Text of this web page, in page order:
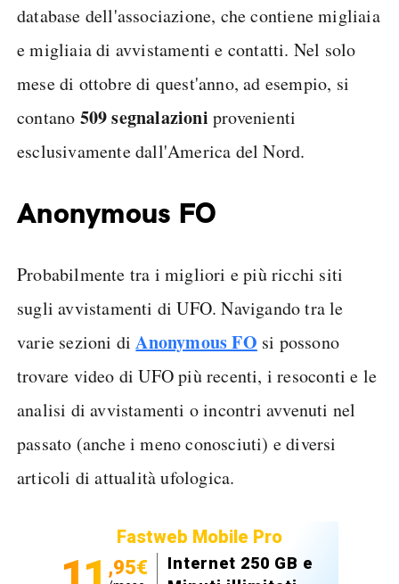
database dell'associazione, che contiene migliaia
e migliaia di avvistamenti e contatti. Nel solo
mese di ottobre di quest'anno, ad esempio, si
contano 509 segnalazioni provenienti
esclusivamente dall'America del Nord.
Anonymous FO
Probabilmente tra i migliori e più ricchi siti
sugli avvistamenti di UFO. Navigando tra le
varie sezioni diAnonymous FO si possono
trovare video di UFO più recenti, i resoconti e le
analisi di avvistamenti o incontri avvenuti nel
passato (anche i meno conosciuti) e diversi
articoli di attualità ufologica.
Fastweb Mobile Pro
,95€
Internet 250 GB e